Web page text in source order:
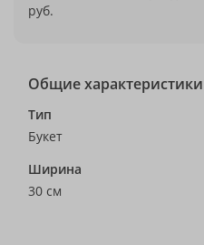
руб.
Общие характеристики
Тип
Букет
Ширина
30 см